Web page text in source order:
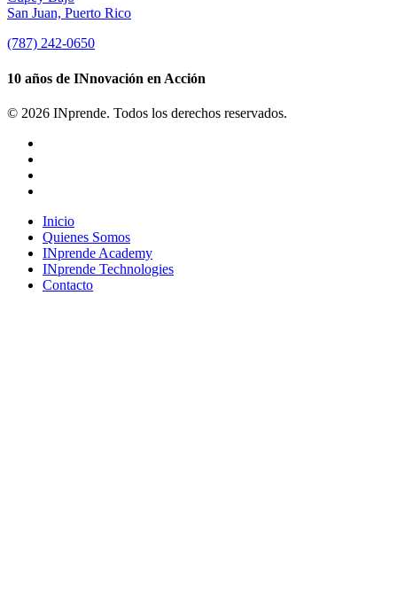
San Juan, Puerto Rico
(787) 242-0650
10 años de INnovación en Acción
© 2026 INprende. Todos los derechos reservados.
Close
Menu
Inicio
Quienes Somos
INprende Academy
INprende Technologies
Contacto